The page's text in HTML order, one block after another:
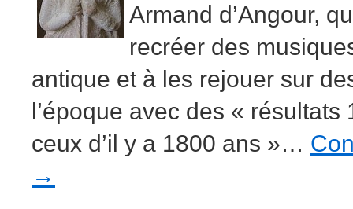
Armand d’Angour,
recréer des
antique et à les rejouer sur
l’époque avec des «
ceux d’il y a 1800 ans »…
→